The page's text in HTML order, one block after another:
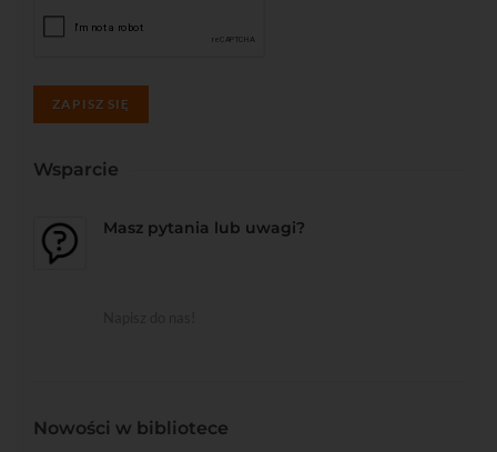
ZAPISZ SIĘ
Wsparcie
Masz pytania lub uwagi?
Nowości w bibliotece